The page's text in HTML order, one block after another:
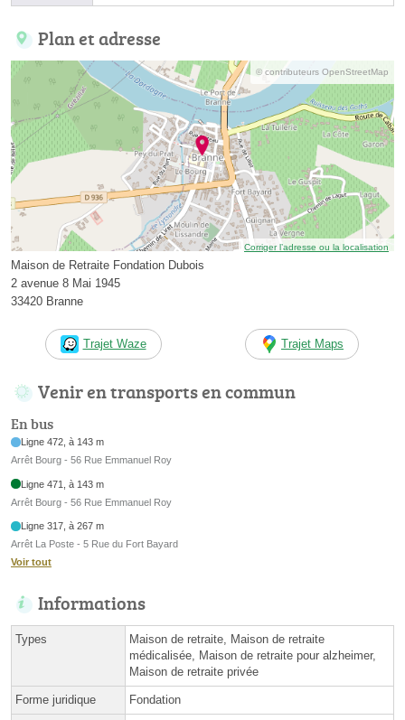
Plan et adresse
© contributeurs OpenStreetMap
Corriger l’adresse ou la localisation
Maison de Retraite Fondation Dubois
2 avenue 8 Mai 1945
33420 Branne
Trajet Waze Trajet Maps
Venir en transports en commun
En bus
Ligne 472, à 143 m
Arrêt Bourg - 56 Rue Emmanuel Roy
Ligne 471, à 143 m
Arrêt Bourg - 56 Rue Emmanuel Roy
Ligne 317, à 267 m
Arrêt La Poste - 5 Rue du Fort Bayard
Voir tout
Informations
Types
Maison de retraite, Maison de retraite
médicalisée, Maison de retraite pour alzheimer,
Maison de retraite privée
Forme juridique Fondation